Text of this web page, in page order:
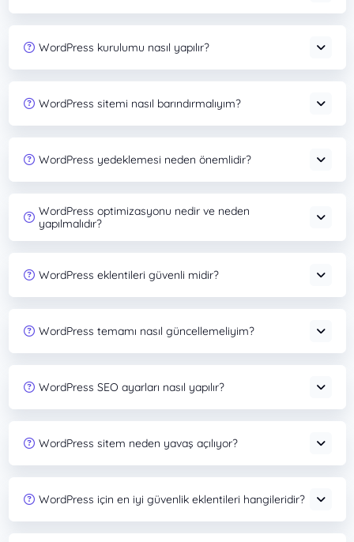
WordPress kurulumu nasıl yapılır?
WordPress sitemi nasıl barındırmalıyım?
WordPress yedeklemesi neden önemlidir?
WordPress optimizasyonu nedir ve neden
yapılmalıdır?
WordPress eklentileri güvenli midir?
WordPress temamı nasıl güncellemeliyim?
WordPress SEO ayarları nasıl yapılır?
WordPress sitem neden yavaş açılıyor?
WordPress için en iyi güvenlik eklentileri hangileridir?